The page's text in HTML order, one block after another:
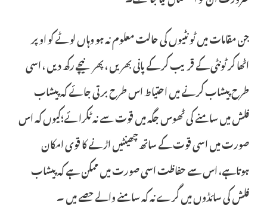
جن مقامات میں ٹونٹیوں کی حالت معلوم نہ ہو وہاں لوٹے کو اوپر
اٹھا کر ٹونٹی کے قریب کر کے پانی بھریں ، پھر نیچے رکھ دیں ، اسی
طرح پیشاب کرنے میں احتیاط اس طرح برتی جائے کہ پیشاب
فلش میں سامنے کی ٹھوس جگہ میں قوت سے نہ ٹکرائے؛کیوں کہ اس
صورت میں اسی قوت کے ساتھ چھینٹیں اڑنے کا قوی امکان
ہوتاہے، اس سے حفاظت اسی صورت میں ممکن ہے کہ پیشاب
فلش کی سائڈوں میں گرے نہ کہ سامنے والے حصے میں ۔